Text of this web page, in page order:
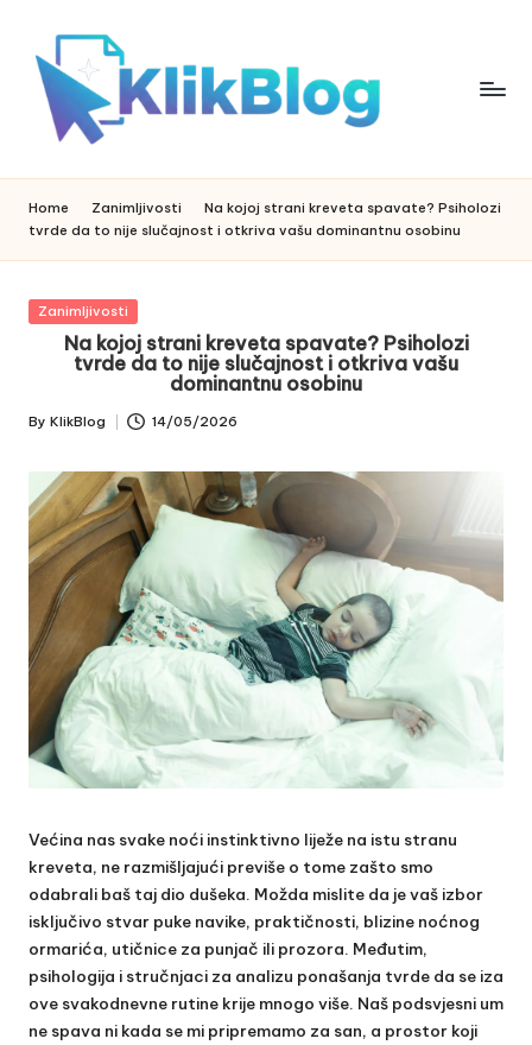
content
li
b
l
o
Home Zanimljivosti
Na kojoj strani kreveta spavate? Psiholozi
tvrde da to nije slučajnost i otkriva vašu dominantnu osobinu
Posted
Zanimljivosti
Na kojoj strani kreveta spavate? Psiholozi
tvrde da to nije slučajnost i otkriva vašu
dominantnu osobinu
Posted
By KlikBlog 14/05/2026
Većina nas svake noći instinktivno liježe na istu stranu
kreveta, ne razmišljajući previše o tome zašto smo
odabrali baš taj dio dušeka. Možda mislite da je vaš izbor
isključivo stvar puke navike, praktičnosti, blizine noćnog
ormarića, utičnice za punjač ili prozora. Međutim,
psihologija i stručnjaci za analizu ponašanja tvrde da se iza
ove svakodnevne rutine krije mnogo više. Naš podsvjesni um
ne spava ni kada se mi pripremamo za san, a prostor koji